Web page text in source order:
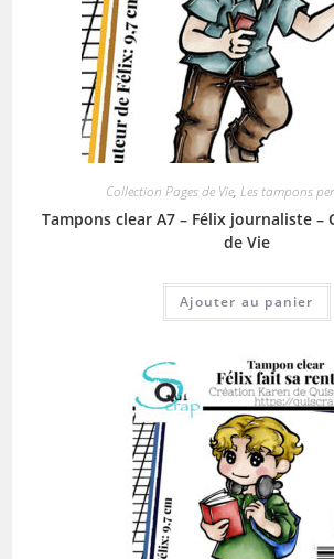
Collection Pages de Vie, Les tampons
Tampons clear A7 – Félix journaliste –
de Vie
Ajouter au panier